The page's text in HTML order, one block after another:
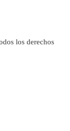
los derechos